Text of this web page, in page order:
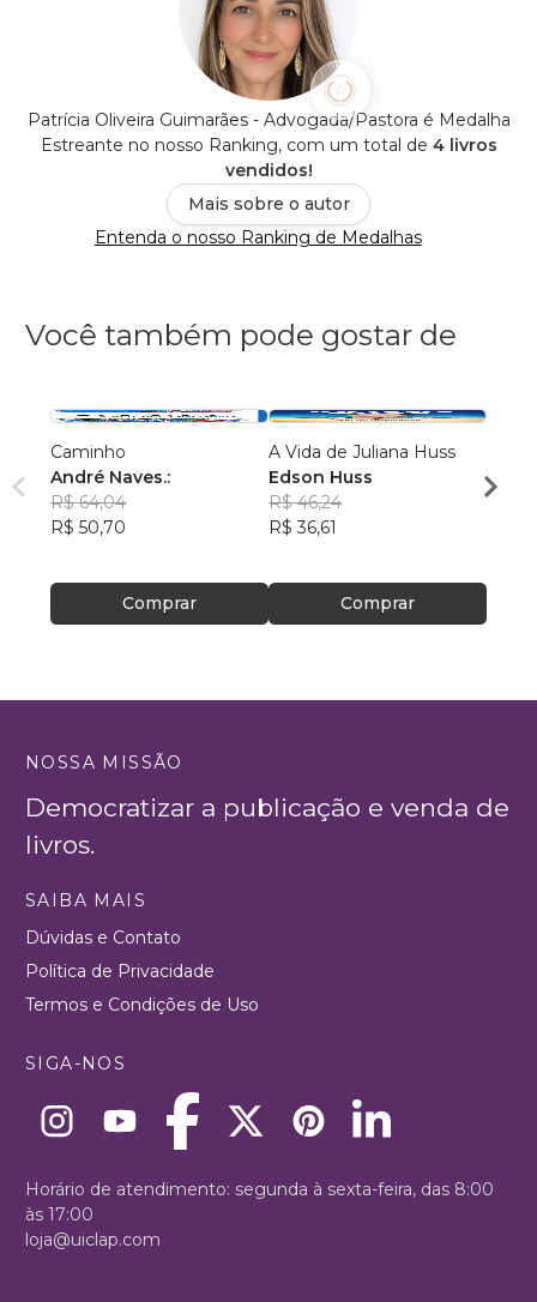
Patrícia Oliveira Guimarães - Advogada/Pastora é Medalha
Estreante no nosso Ranking, com um total de 4 livros
vendidos!
Mais sobre o autor
Entenda o nosso Ranking de Medalhas
Você também pode gostar de
Caminho
André Naves.:
R$ 64,04
R$ 50,70
Comprar
A Vida de Juliana Huss
Edson Huss
R$ 46,24
R$ 36,61
Comprar
DOR
NOSSA MISSÃO
Democratizar a publicação e venda de
livros.
SAIBA MAIS
Dúvidas e Contato
Política de Privacidade
Termos e Condições de Uso
SIGA-NOS
Horário de atendimento: segunda à sexta-feira, das 8:00
às 17:00
loja@uiclap.com